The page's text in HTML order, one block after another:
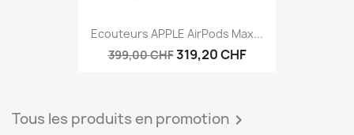
Ecouteurs APPLE AirPods Max...
399,00 CHF319,20 CHF
Tous les produits en promotion 